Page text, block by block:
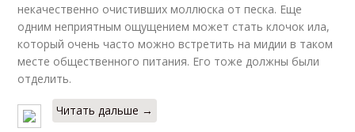
некачественно очистивших моллюска от песка. Еще
одним неприятным ощущением может стать клочок ила,
который очень часто можно встретить на мидии в таком
месте общественного питания. Его тоже должны были
отделить.
Читать дальше →